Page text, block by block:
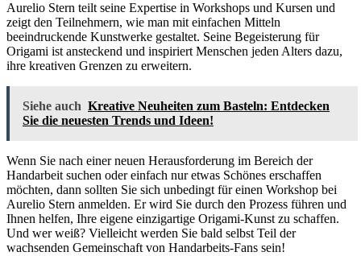
Aurelio Stern teilt seine Expertise in Workshops und Kursen und
zeigt den Teilnehmern, wie man mit einfachen Mitteln
beeindruckende Kunstwerke gestaltet. Seine Begeisterung für
Origami ist ansteckend und inspiriert Menschen jeden Alters dazu,
ihre kreativen Grenzen zu erweitern.
Siehe auch Kreative Neuheiten zum Basteln: Entdecken
Sie die neuesten Trends und Ideen!
Wenn Sie nach einer neuen Herausforderung im Bereich der
Handarbeit suchen oder einfach nur etwas Schönes erschaffen
möchten, dann sollten Sie sich unbedingt für einen Workshop bei
Aurelio Stern anmelden. Er wird Sie durch den Prozess führen und
Ihnen helfen, Ihre eigene einzigartige Origami-Kunst zu schaffen.
Und wer weiß? Vielleicht werden Sie bald selbst Teil der
wachsenden Gemeinschaft von Handarbeits-Fans sein!